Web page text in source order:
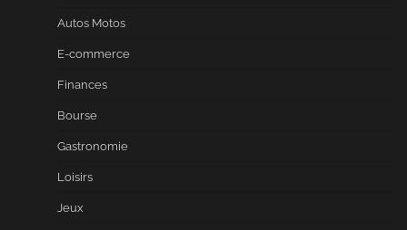
Autos Motos
E-commerce
Finances
Bourse
Gastronomie
Loisirs
Jeux